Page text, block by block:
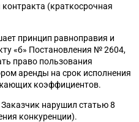
(краткосрочная
принцип равноправия и
«б» Постановления № 2604,
право пользования
аренды на срок исполнения
коэффициентов.
нарушил статью 8
конкуренции).